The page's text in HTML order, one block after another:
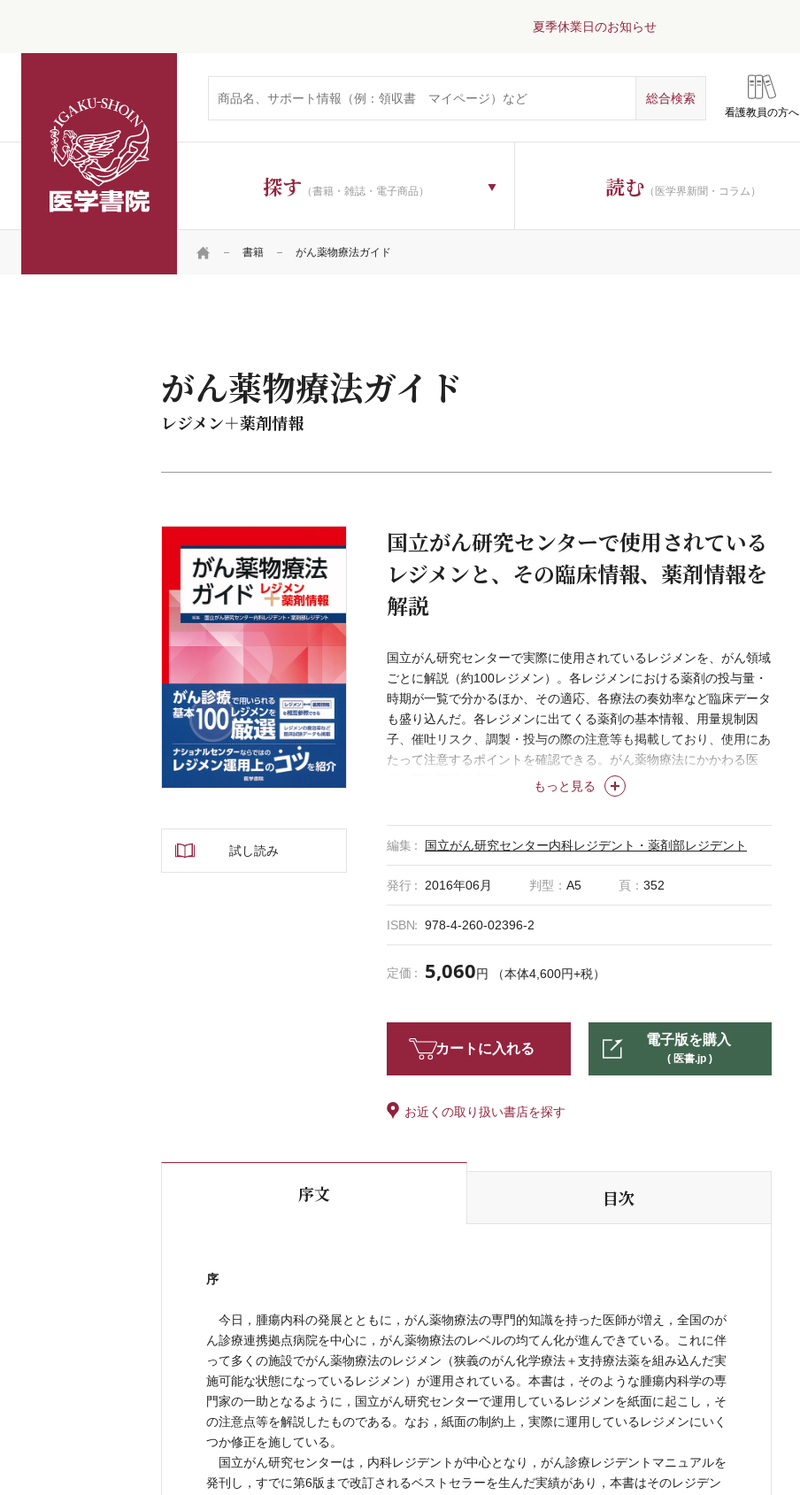
夏季休業日のお知らせ
看護教員の方へ
探す （書籍・雑誌・電子商品） 読む （医学界新聞・コラム）
HOME 書籍 がん薬物療法ガイド
がん薬物療法ガイド
レジメン＋薬剤情報
試し読み
国立がん研究センターで使用されている
レジメンと、その臨床情報、薬剤情報を
解説
もっと見る
国立がん研究センターで実際に使用されているレジメンを、がん領域
ごとに解説（約100レジメン）。各レジメンにおける薬剤の投与量・
時期が一覧で分かるほか、その適応、各療法の奏効率など臨床データ
も盛り込んだ。各レジメンに出てくる薬剤の基本情報、用量規制因
子、催吐リスク、調製・投与の際の注意等も掲載しており、使用にあ
たって注意するポイントを確認できる。がん薬物療法にかかわる医
編集 国立がん研究センター内科レジデント・薬剤部レジデント
発行 2016年06月 判型： A5 頁： 352
ISBN 978-4-260-02396-2
定価 5,060円 （本体4,600円+税）
カートに入れる
電子版を購入
( 医書.jp )
お近くの取り扱い書店を探す
序文 目次
序
今日，腫瘍内科の発展とともに，がん薬物療法の専門的知識を持った医師が増え，全国のが
ん診療連携拠点病院を中心に，がん薬物療法のレベルの均てん化が進んできている。これに伴
って多くの施設でがん薬物療法のレジメン（狭義のがん化学療法＋支持療法薬を組み込んだ実
施可能な状態になっているレジメン）が運用されている。本書は，そのような腫瘍内科学の専
門家の一助となるように，国立がん研究センターで運用しているレジメンを紙面に起こし，そ
の注意点等を解説したものである。なお，紙面の制約上，実際に運用しているレジメンにいく
つか修正を施している。
国立がん研究センターは，内科レジデントが中心となり，がん診療レジデントマニュアルを
発刊し，すでに第6版まで改訂されるベストセラーを生んだ実績があり，本書はそのレジデン